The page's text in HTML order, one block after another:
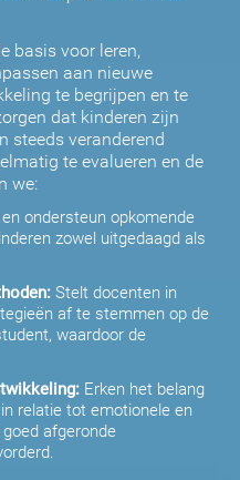
basis voor leren,
aan nieuwe
te begrijpen en te
dat kinderen zijn
steeds veranderend
te evalueren en de
we:
ondersteun opkomende
zowel uitgedaagd als
Stelt docenten in
af te stemmen op de
waardoor de
Erken het belang
relatie tot emotionele en
afgeronde